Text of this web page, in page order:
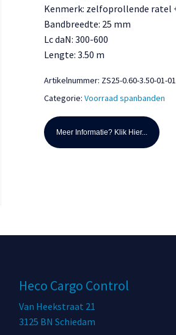
Kenmerk: zelfoprollende ratel
Bandbreedte: 25 mm
Lc daN: 300-600
Lengte: 3.50 m
Artikelnummer: ZS25-0.60-3.50-01-01
Categorie:Voorraad spanbanden
Meer Informatie? Klik Hier...
Heco Cargo Control
Van Heekstraat 21
3125 BN Schiedam